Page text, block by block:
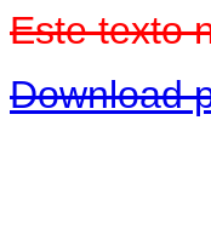
Este texto
Download